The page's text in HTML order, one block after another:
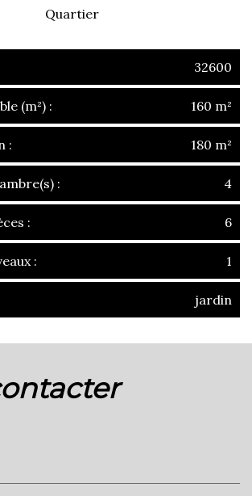
Quartier
32600
(m²) : 160 m²
: 180 m²
: 4
: 6
: 1
jardin